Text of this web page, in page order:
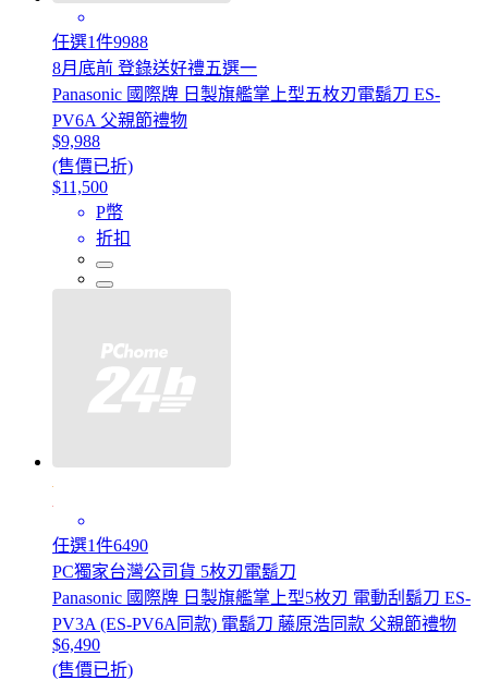
任選1件9988
8月底前 登錄送好禮五選一
Panasonic 國際牌 日製旗艦掌上型五枚刃電鬍刀 ES-
PV6A 父親節禮物
$9,988
(售價已折)
$11,500
P幣
折扣
任選1件6490
PC獨家台灣公司貨 5枚刃電鬍刀
Panasonic 國際牌 日製旗艦掌上型5枚刃 電動刮鬍刀 ES-
PV3A (ES-PV6A同款) 電鬍刀 藤原浩同款 父親節禮物
$6,490
(售價已折)